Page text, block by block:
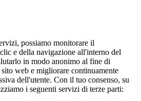
possiamo monitorare il
e della navigazione all'interno del
in modo anonimo al fine di
web e migliorare continuamente
dell'utente. Con il tuo consenso, su
i seguenti servizi di terze parti: